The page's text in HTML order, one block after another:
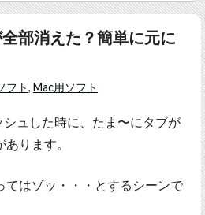
部消えた？簡単に元に
フト, Mac用ソフト
シュした時に、たま〜にタブが
ります。
てはゾッ・・・とするシーンで